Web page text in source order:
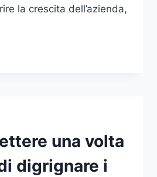
la crescita dell’azienda,
una volta
digrignare i